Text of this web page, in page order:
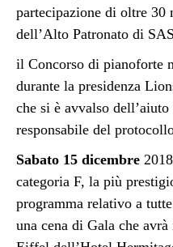
partecipazione di oltre 30
dell’Alto Patronato di
il Concorso di pianoforte
durante la presidenza
che si è avvalso
responsabile del
Sabato 15 dicembre
categoria F, la più
programma relativo a
una cena di Gala che